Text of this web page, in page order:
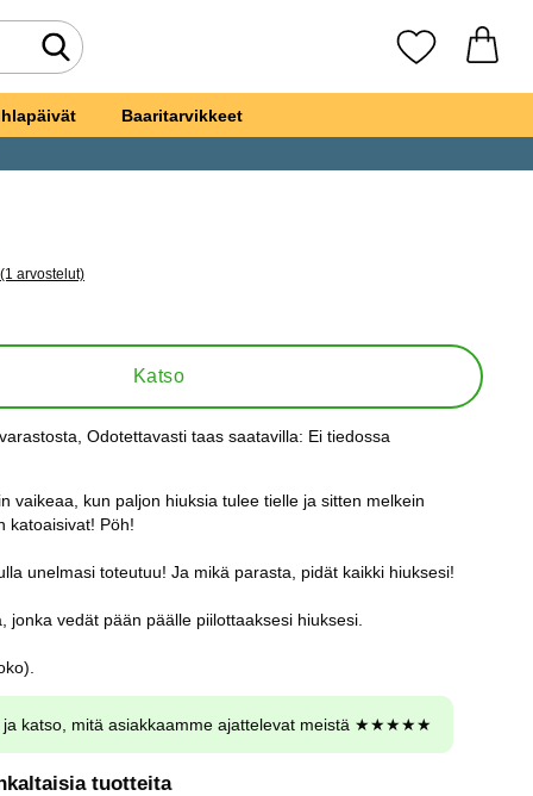
Tee haku Suosikkini
Baaritarvikkeet
kaikki arvostelut
(1 arvostelut)
Katso
, Odotettavasti taas saatavilla: Ei tiedossa
vaikeaa, kun paljon hiuksia tulee tielle ja sitten melkein
katoaisivat! Pöh!
unelmasi toteutuu! Ja mikä parasta, pidät kaikki hiuksesi!
jonka vedät pään päälle piilottaaksesi hiuksesi.
ja katso, mitä asiakkaamme ajattelevat meistä ★★★★★
tuotteita